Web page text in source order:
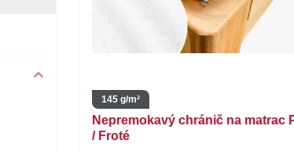
145 g/m²
Nepremokavý chránič na matrac
/ Froté